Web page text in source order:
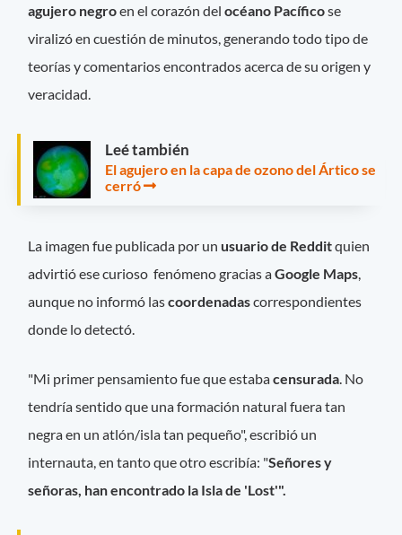
agujero negroen el corazón delocéano Pacíficose
viralizó en cuestión de minutos, generando todo tipo de
teorías y comentarios encontrados acerca de su origen y
veracidad.
Leé también
El agujero en la capa de ozono del Ártico se
cerró
La imagen fue publicada por un usuario de Redditquien
advirtió ese curioso fenómeno gracias aGoogle Maps,
aunque no informó lascoordenadascorrespondientes
donde lo detectó.
"Mi primer pensamiento fue que estabacensurada. No
tendría sentido que una formación natural fuera tan
negra en un atlón/isla tan pequeño", escribió un
internauta, en tanto que otro escribía: "Señores y
señoras, han encontrado la Isla de 'Lost'".